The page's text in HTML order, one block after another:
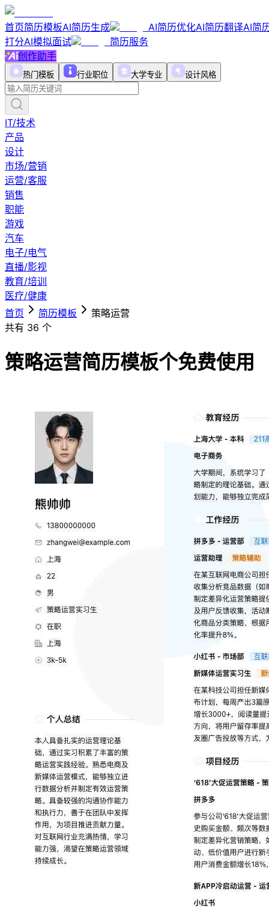
首页简历模板AI简历生成 AI简历优化AI简历翻译AI简
打分AI模拟面试
简历服务
创作助手
热门模板 行业职位 大学专业 设计风格
IT/技术
产品
设计
市场/营销
运营/客服
销售
职能
游戏
汽车
电子/电气
直播/影视
教育/培训
医疗/健康
首页
简历模板
策略运营
共有 36 个
策略运营简历模板个免费使用